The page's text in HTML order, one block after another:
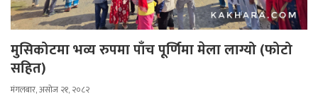
मुसिकोटमा भव्य रुपमा पाँच पूर्णिमा मेला लाग्यो (फोटो
सहित)
मंगलबार, असोज २१, २०८२